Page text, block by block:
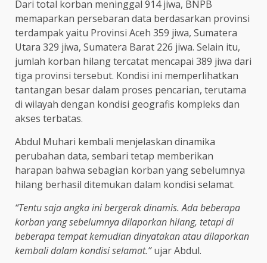
Dari total korban meninggal 914 jiwa, BNPB
memaparkan persebaran data berdasarkan provinsi
terdampak yaitu Provinsi Aceh 359 jiwa, Sumatera
Utara 329 jiwa, Sumatera Barat 226 jiwa. Selain itu,
jumlah korban hilang tercatat mencapai 389 jiwa dari
tiga provinsi tersebut. Kondisi ini memperlihatkan
tantangan besar dalam proses pencarian, terutama
di wilayah dengan kondisi geografis kompleks dan
akses terbatas.
Abdul Muhari kembali menjelaskan dinamika
perubahan data, sembari tetap memberikan
harapan bahwa sebagian korban yang sebelumnya
hilang berhasil ditemukan dalam kondisi selamat.
“Tentu saja angka ini bergerak dinamis. Ada beberapa
korban yang sebelumnya dilaporkan hilang, tetapi di
beberapa tempat kemudian dinyatakan atau dilaporkan
kembali dalam kondisi selamat.”ujar Abdul.